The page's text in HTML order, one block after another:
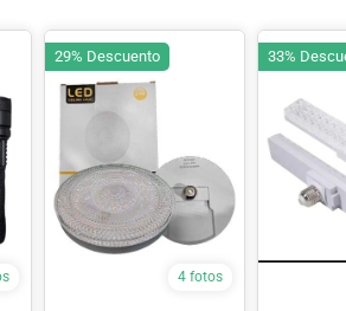
4 fotos
29% Descuento 33%